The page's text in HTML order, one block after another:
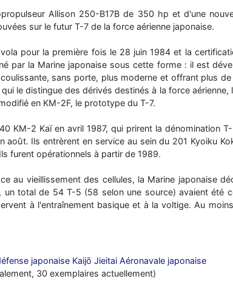
Allison 250-B17B de 350 hp et d'une
sur le futur T-7 de la force aérienne japonaise.
pour la première fois le 28 juin 1984 et la
par la Marine japonaise sous cette forme : il est
sans porte, plus moderne et offrant plus
le distingue des dérivés destinés à la force aérienne,
en KM-2F, le prototype du T-7.
KM-2 Kaï en avril 1987, qui prirent la dénomination
août. Ils entrèrent en service au sein du 201 Kyoiku
furent opérationnels à partir de 1989.
au vieillissement des cellules, la Marine japonaise
un total de 54 T-5 (58 selon une source) avaient été
à l'entraînement basique et à la voltige. Au
japonaise Kaijō Jieitai Aéronavale japonaise
30 exemplaires actuellement)